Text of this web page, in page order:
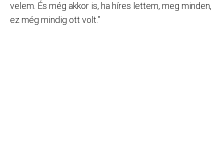
velem. És még akkor is, ha híres lettem, meg minden,
ez még mindig ott volt.”